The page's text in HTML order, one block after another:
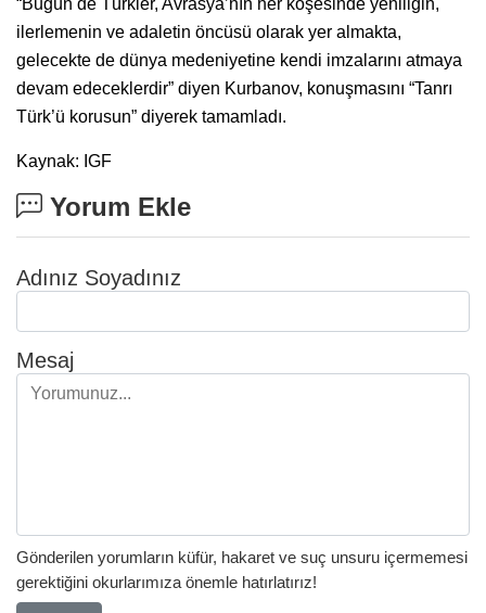
ilerlemenin ve adaletin öncüsü olarak yer almakta,
gelecekte de dünya medeniyetine kendi imzalarını atmaya
devam edeceklerdir” diyen Kurbanov, konuşmasını “Tanrı
Türk’ü korusun” diyerek tamamladı.
Kaynak: IGF
Yorum Ekle
Adınız Soyadınız
Mesaj
Gönderilen yorumların küfür, hakaret ve suç unsuru içermemesi
gerektiğini okurlarımıza önemle hatırlatırız!